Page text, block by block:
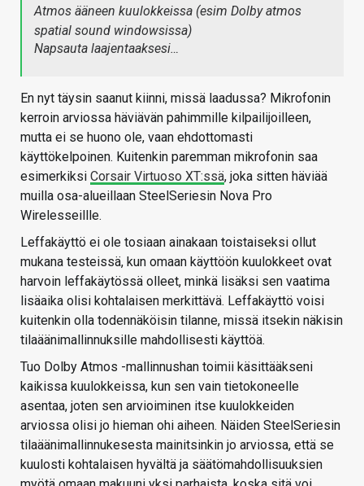
Atmos ääneen kuulokkeissa (esim Dolby atmos
spatial sound windowsissa)
Napsauta laajentaaksesi…
En nyt täysin saanut kiinni, missä laadussa? Mikrofonin
kerroin arviossa häviävän pahimmille kilpailijoilleen,
mutta ei se huono ole, vaan ehdottomasti
käyttökelpoinen. Kuitenkin paremman mikrofonin saa
esimerkiksi Corsair Virtuoso XT:ssä, joka sitten häviää
muilla osa-alueillaan SteelSeriesin Nova Pro
Wirelesseillle.
Leffakäyttö ei ole tosiaan ainakaan toistaiseksi ollut
mukana testeissä, kun omaan käyttöön kuulokkeet ovat
harvoin leffakäytössä olleet, minkä lisäksi sen vaatima
lisäaika olisi kohtalaisen merkittävä. Leffakäyttö voisi
kuitenkin olla todennäköisin tilanne, missä itsekin näkisin
tilaäänimallinnuksille mahdollisesti käyttöä.
Tuo Dolby Atmos -mallinnushan toimii käsittääkseni
kaikissa kuulokkeissa, kun sen vain tietokoneelle
asentaa, joten sen arvioiminen itse kuulokkeiden
arviossa olisi jo hieman ohi aiheen. Näiden SteelSeriesin
tilaäänimallinnukesesta mainitsinkin jo arviossa, että se
kuulosti kohtalaisen hyvältä ja säätömahdollisuuksien